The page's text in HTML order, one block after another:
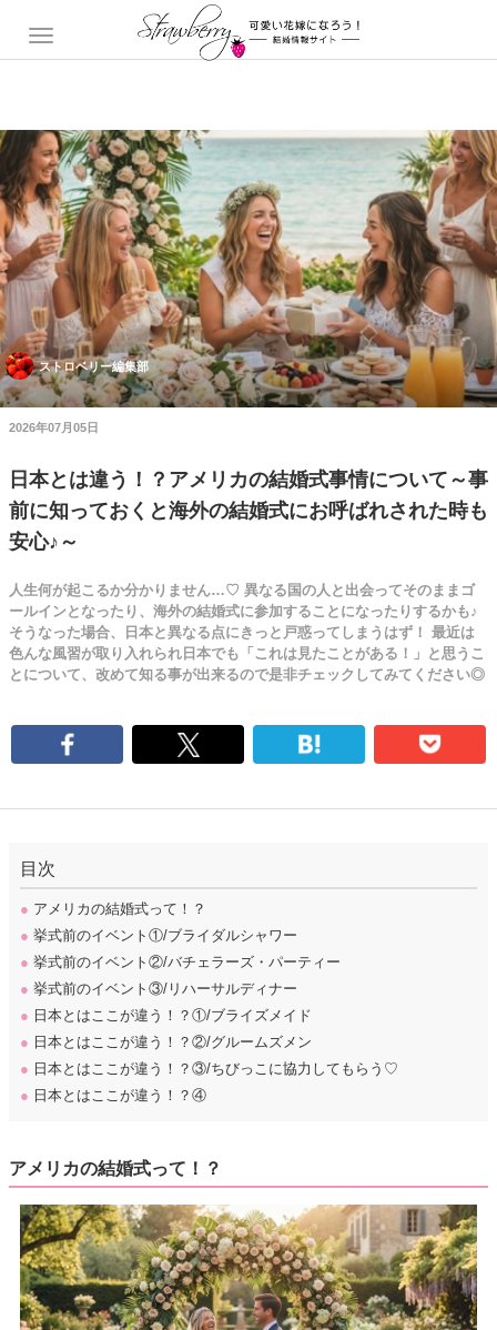
ストロベリー編集部
2026年07月05日
日本とは違う！？アメリカの結婚式事情について～事
前に知っておくと海外の結婚式にお呼ばれされた時も
安心♪～
人生何が起こるか分かりません…♡ 異なる国の人と出会ってそのままゴ
ールインとなったり、海外の結婚式に参加することになったりするかも♪
そうなった場合、日本と異なる点にきっと戸惑ってしまうはず！ 最近は
色んな風習が取り入れられ日本でも「これは見たことがある！」と思うこ
とについて、改めて知る事が出来るので是非チェックしてみてください◎
目次
● アメリカの結婚式って！？
● 挙式前のイベント①/ブライダルシャワー
● 挙式前のイベント②/バチェラーズ・パーティー
● 挙式前のイベント③/リハーサルディナー
● 日本とはここが違う！？①/ブライズメイド
● 日本とはここが違う！？②/グルームズメン
● 日本とはここが違う！？③/ちびっこに協力してもらう♡
● 日本とはここが違う！？④
アメリカの結婚式って！？